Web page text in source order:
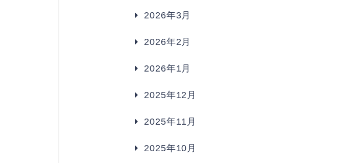
2026年3月
2026年2月
2026年1月
2025年12月
2025年11月
2025年10月